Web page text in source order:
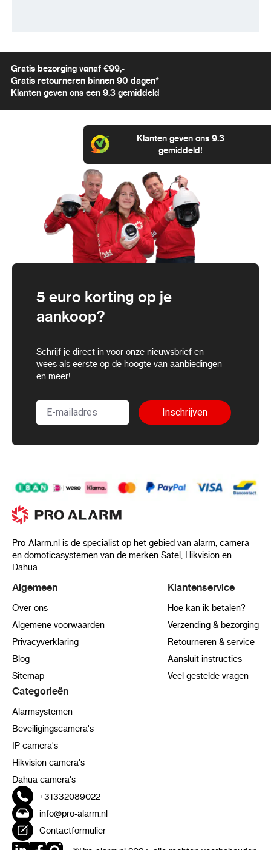
Gratis bezorging vanaf €99,-
Gratis retourneren binnen 90 dagen*
Klanten geven ons een 9.3 gemiddeld
5 euro korting op je
aankoop?
Schrijf je direct in voor onze nieuwsbrief en
wees als eerste op de hoogte van aanbiedingen
en meer!
Inschrijven
Pro-Alarm.nl is de specialist op het gebied van alarm, camera
en domoticasystemen van de merken Satel, Hikvision en
Dahua.
Klanten geven ons 9.3
gemiddeld!
Algemeen
Over ons
Algemene voorwaarden
Privacyverklaring
Blog
Sitemap
Klantenservice
Hoe kan ik betalen?
Verzending & bezorging
Retourneren & service
Aansluit instructies
Veel gestelde vragen
Categorieën
Alarmsystemen
Beveiligingscamera's
IP camera's
Hikvision camera's
Dahua camera's
+31332089022
info@pro-alarm.nl
Contactformulier